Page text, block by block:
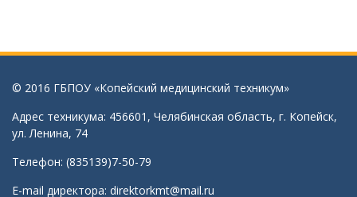
© 2016 ГБПОУ «Копейский медицинский техникум»
Адрес техникума: 456601, Челябинская область, г. Копейск,
ул. Ленина, 74
Телефон: (835139)7-50-79
E-mail директора: direktorkmt@mail.ru